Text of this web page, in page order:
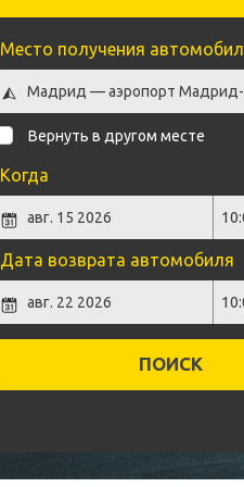
Место получения
Вернуть в другом месте
Когда
Дата возврата автомобиля
ПОИСК